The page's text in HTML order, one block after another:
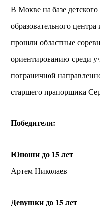
В Мокве на базе
образовательного
прошли областные
ориентированию среди
пограничной
старшего прапорщика
Победители:
Юноши до 15 лет
Артем Николаев
Девушки до 15 лет